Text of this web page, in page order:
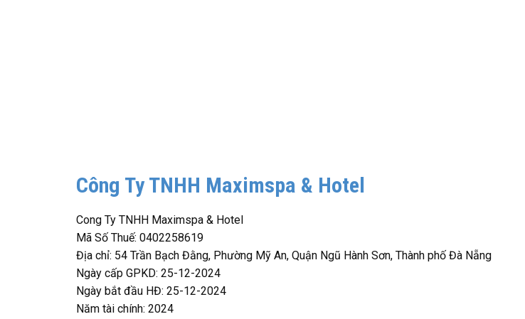
Công Ty TNHH Maximspa & Hotel
Cong Ty TNHH Maximspa & Hotel
Mã Số Thuế: 0402258619
Địa chỉ: 54 Trần Bạch Đằng, Phường Mỹ An, Quận Ngũ Hành Sơn, Thành phố Đà Nẵng
Ngày cấp GPKD: 25-12-2024
Ngày bắt đầu HĐ: 25-12-2024
Năm tài chính: 2024